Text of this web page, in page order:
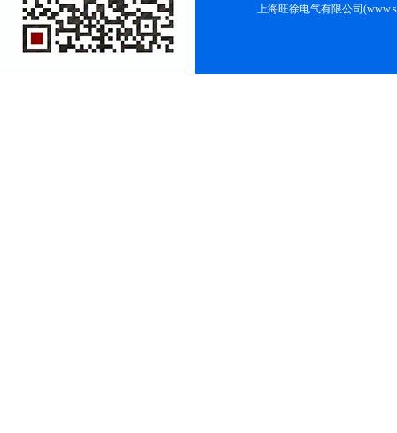
上海旺徐电气有限公司